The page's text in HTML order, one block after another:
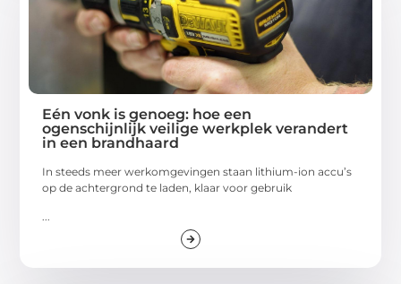
Eén vonk is genoeg: hoe een
ogenschijnlijk veilige werkplek verandert
in een brandhaard
In steeds meer werkomgevingen staan lithium-ion accu’s
op de achtergrond te laden, klaar voor gebruik
...